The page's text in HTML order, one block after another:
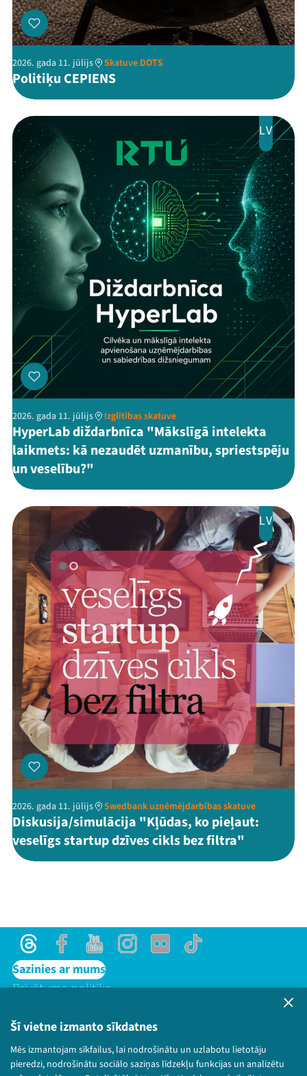
Šī vietne izmanto sīkdatnes
Mēs izmantojam sīkfailus, lai nodrošinātu un uzlabotu lietotāju
pieredzi, nodrošinātu sociālo saziņas līdzekļu funkcijas un analizētu
2026. gada 11. jūlijs Skatuve DOTS
Politiķu CEPIENS
LV
2026. gada 11. jūlijs Izglītības skatuve
HyperLab diždarbnīca "Mākslīgā intelekta
laikmets: kā nezaudēt uzmanību, spriestspēju
un veselību?"
LV
2026. gada 11. jūlijs Swedbank uzņēmējdarbības skatuve
Diskusija/simulācija "Kļūdas, ko pieļaut:
veselīgs startup dzīves cikls bez filtra"
ThreadsFacebookYoutubeInstagram
Flick TikTok
Sazinies ar mums
Privātuma politika
Bērnu aizsardzības politika
© 2026 Sarunu festivāls LAMPA Visas tiesības
paturētas.